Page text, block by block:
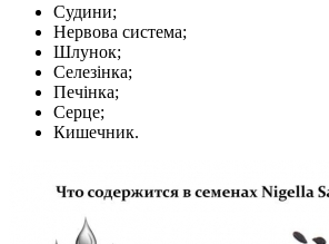
Судини;
Нервова система;
Шлунок;
Селезінка;
Печінка;
Серце;
Кишечник.